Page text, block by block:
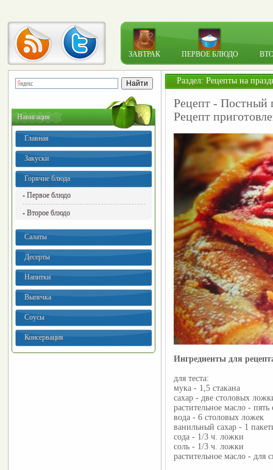
ЗАВТРАК ПЕРВОЕ БЛЮДО
Навигация
Главная
Закуски
Горячие блюда
- Первое блюдо
- Второе блюдо
Салаты
Десерты
Напитки
Выпечка
Соусы
Консервация
Раздел: Рецепты на
Рецепт - Постный
Рецепт
Ингредиенты для
для теста:
мука - 1,5 стакана
сахар - две столовых
растительное масло -
вода - 6 столовых ложек
ванильный сахар - 1
сода - 1/3 ч. ложки
соль - 1/3 ч. ложки
растительное масло - для